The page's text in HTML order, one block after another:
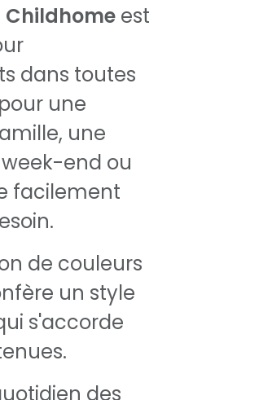
Childhome est
dans toutes
une
une
end ou
facilement
de couleurs
un style
s'accorde
des